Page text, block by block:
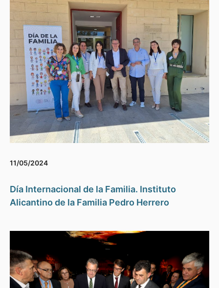
11/05/2024
Día Internacional de la Familia. Instituto
Alicantino de la Familia Pedro Herrero